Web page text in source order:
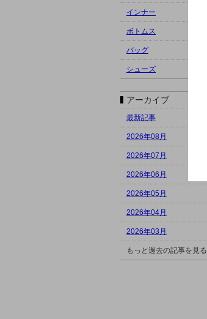
インナー
ボトムス
バッグ
シューズ
アーカイブ
最新記事
2026年08月
2026年07月
2026年06月
2026年05月
2026年04月
2026年03月
もっと過去の記事を見る